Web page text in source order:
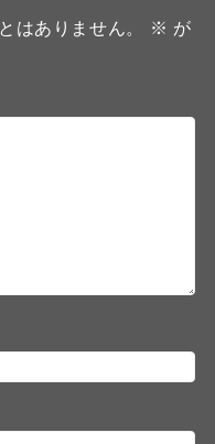
はありません。 ※ が